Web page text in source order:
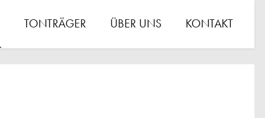
TONTRÄGER ÜBER UNS KONTAKT